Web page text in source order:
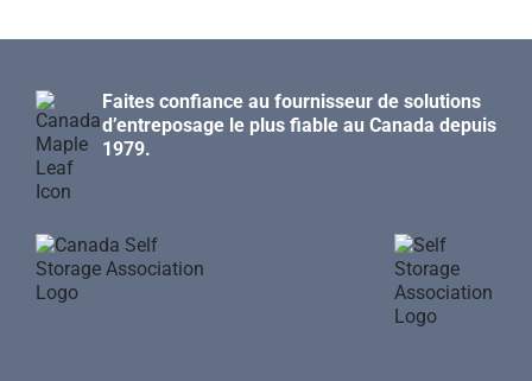
Faites confiance au fournisseur de solutions
d’entreposage le plus fiable au Canada depuis
1979.